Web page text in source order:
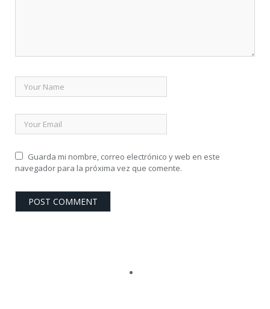
Guarda mi nombre, correo electrónico y web en este
navegador para la próxima vez que comente.